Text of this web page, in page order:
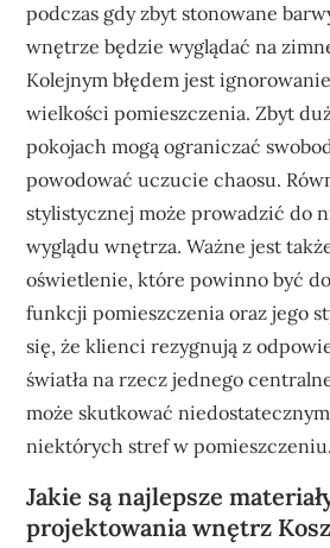
podczas gdy zbyt stonowane
wnętrze będzie wyglądać na
Kolejnym błędem jest
wielkości pomieszczenia. Zbyt
pokojach mogą ograniczać
powodować uczucie chaosu.
stylistycznej może prowadzić do
wyglądu wnętrza. Ważne jest
oświetlenie, które powinno być
funkcji pomieszczenia oraz jego
się, że klienci rezygnują z
światła na rzecz jednego
może skutkować
niektórych stref w pomieszczeniu.
Jakie są najlepsze
projektowania wnętrz